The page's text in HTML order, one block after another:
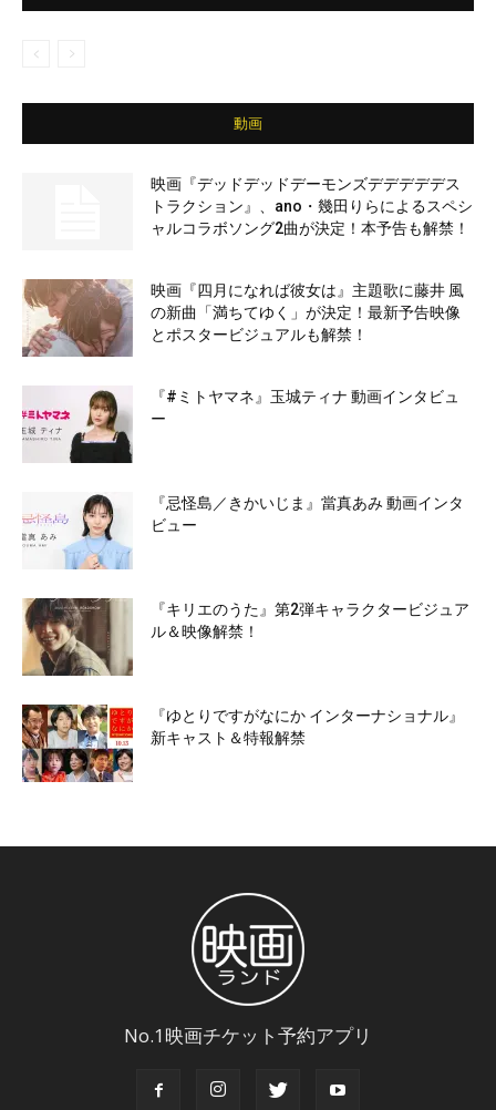
動画
映画『デッドデッドデーモンズデデデデデス
トラクション』、ano・幾田りらによるスペシ
ャルコラボソング2曲が決定！本予告も解禁！
映画『四月になれば彼女は』主題歌に藤井 風
の新曲「満ちてゆく」が決定！最新予告映像
とポスタービジュアルも解禁！
『#ミトヤマネ』玉城ティナ 動画インタビュ
ー
『忌怪島／きかいじま』當真あみ 動画インタ
ビュー
『キリエのうた』第2弾キャラクタービジュア
ル＆映像解禁！
『ゆとりですがなにか インターナショナル』
新キャスト＆特報解禁
No.1映画チケット予約アプリ